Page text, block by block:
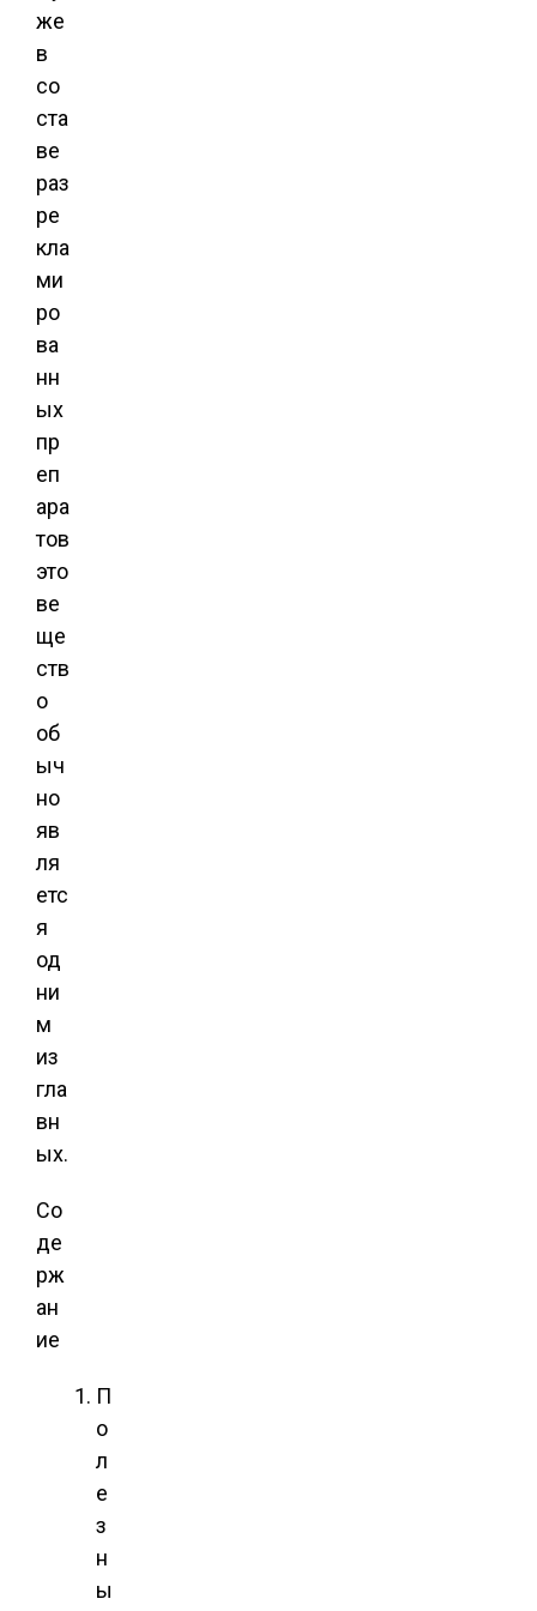
же
в
со
ста
ве
раз
ре
кла
ми
ро
ва
нн
ых
пр
еп
ара
тов
это
ве
ще
ств
о
об
ыч
но
яв
ля
етс
я
од
ни
м
из
гла
вн
ых.
Со
де
рж
ан
ие
П
о
л
е
з
н
ы